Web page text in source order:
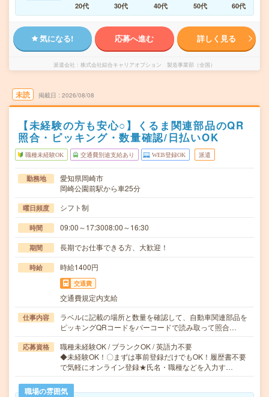
20代
30代 40代 50代 60代
気になる! 応募へ進む 詳しく見る
派遣会社 株式会社綜合キャリアオプション 製造事業部（全国）
未読 掲載日 2026/08/08
【未経験の方も安心○】くるま関連部品のQR
照合・ピッキング・数量確認/日払いOK
職種未経験OK 交通費別途支給あり WEB登録OK 派遣
勤務地
愛知県岡崎市
岡崎公園前駅から車25分
曜日頻度 シフト制
時間 09:00～17:3008:00～16:30
期間 長期でお仕事できる方、大歓迎！
時給 時給1400円
交通費
交通費規定内支給
仕事内容
ラベルに記載の場所と数量を確認して、自動車関連部品を
ピッキングQRコードをバーコードで読み取って照合…
応募資格
職種未経験OK / ブランクOK / 英語力不要
◆未経験OK！〇まずは事前登録だけでもOK！履歴書不要
で気軽にオンライン登録★氏名・職種などを入力す…
職場の雰囲気